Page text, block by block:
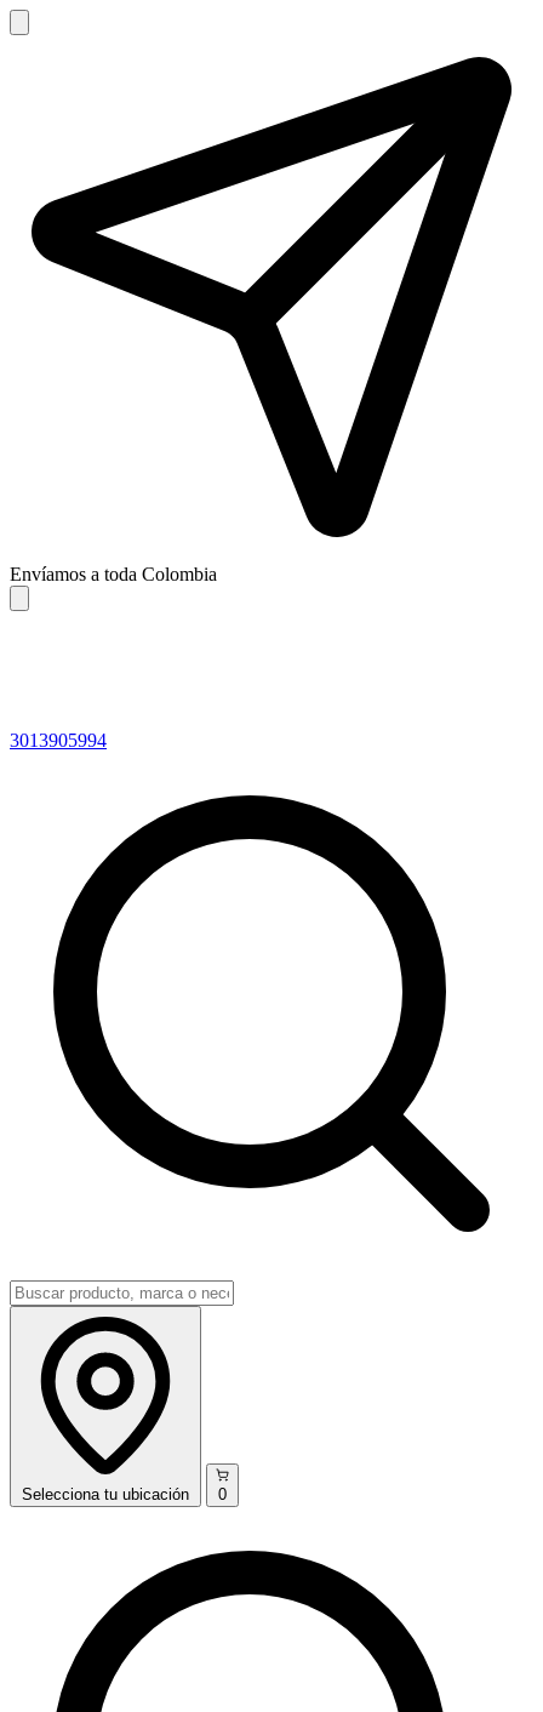
Envíamos a toda Colombia
3013905994
Selecciona tu ubicación 0